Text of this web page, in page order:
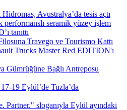
Avustralya’da tesis açtı
seramik yüzey işlem
tanıttı
Travego ve Tourismo Kattı
Trucks Master Red EDITION'ı
Gümrüğüne Bağlı Antreposu
19 Eylül’de Tuzla’da
sloganıyla Eylül ayındaki